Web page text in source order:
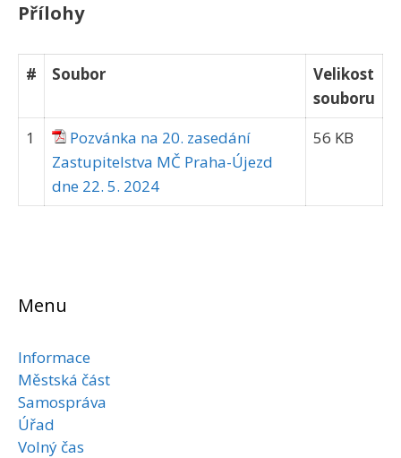
Přílohy
# Soubor
Velikost
souboru
1
Pozvánka na 20. zasedání
Zastupitelstva MČ Praha-Újezd
dne 22. 5. 2024
56 KB
Menu
Informace
Městská část
Samospráva
Úřad
Volný čas